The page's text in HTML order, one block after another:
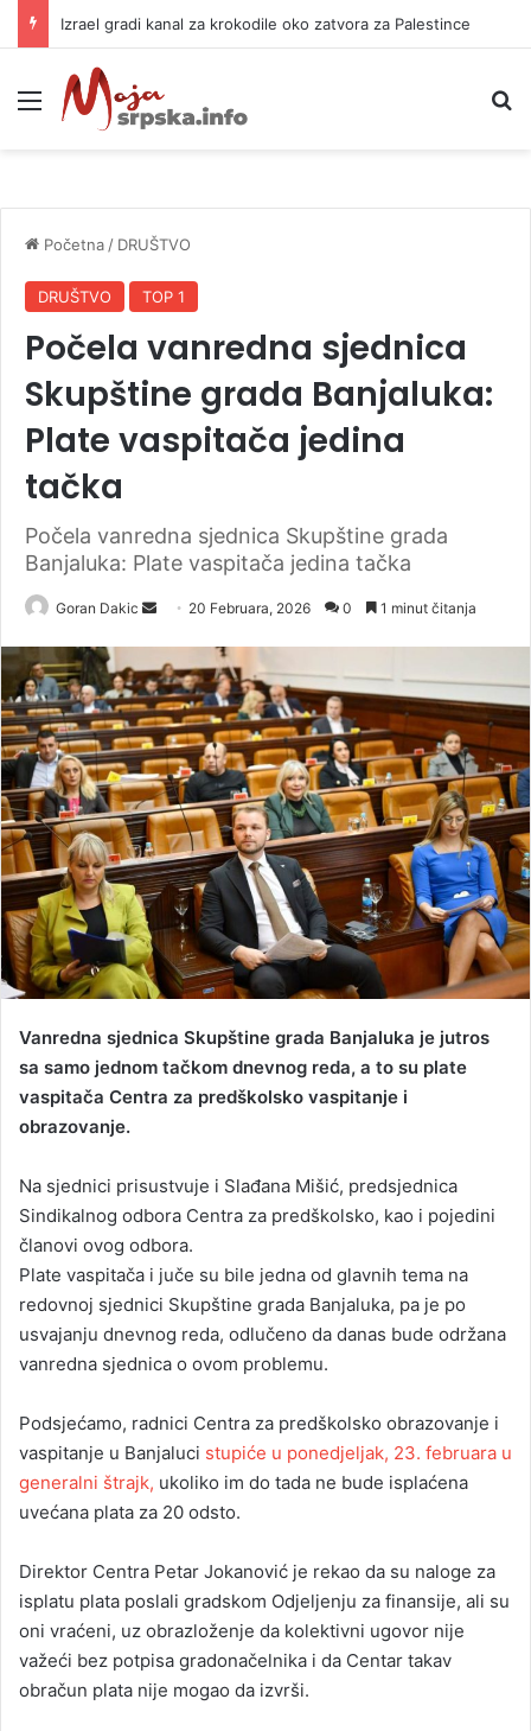
Izrael gradi kanal za krokodile oko zatvora za Palestince
Meni
Početna / DRUŠTVO
DRUŠTVO TOP 1
Počela vanredna sjednica
Skupštine grada Banjaluka:
Plate vaspitača jedina
tačka
Počela vanredna sjednica Skupštine grada
Banjaluka: Plate vaspitača jedina tačka
Goran Dakic
n
d
a
n
e
m
a
i
l
20 Februara, 2026 0 1 minut čitanja
Vanredna sjednica Skupštine grada Banjaluka je jutros
sa samo jednom tačkom dnevnog reda, a to su plate
vaspitača Centra za predškolsko vaspitanje i
obrazovanje.
Na sjednici prisustvuje i Slađana Mišić, predsjednica
Sindikalnog odbora Centra za predškolsko, kao i pojedini
članovi ovog odbora.
Plate vaspitača i juče su bile jedna od glavnih tema na
redovnoj sjednici Skupštine grada Banjaluka, pa je po
usvajanju dnevnog reda, odlučeno da danas bude održana
vanredna sjednica o ovom problemu.
Podsjećamo, radnici Centra za predškolsko obrazovanje i
vaspitanje u Banjaluci stupiće u ponedjeljak, 23. februara u
generalni štrajk, ukoliko im do tada ne bude isplaćena
uvećana plata za 20 odsto.
Direktor Centra Petar Jokanović je rekao da su naloge za
isplatu plata poslali gradskom Odjeljenju za finansije, ali su
oni vraćeni, uz obrazloženje da kolektivni ugovor nije
važeći bez potpisa gradonačelnika i da Centar takav
obračun plata nije mogao da izvrši.